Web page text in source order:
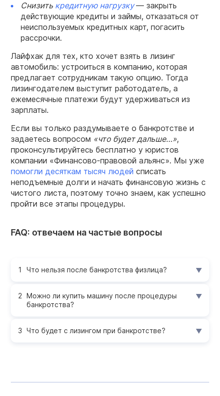
Снизить кредитную нагрузку — закрыть
действующие кредиты и займы, отказаться от
неиспользуемых кредитных карт, погасить
рассрочки.
Лайфхак для тех, кто хочет взять в лизинг
автомобиль: устроиться в компанию, которая
предлагает сотрудникам такую опцию. Тогда
лизингодателем выступит работодатель, а
ежемесячные платежи будут удерживаться из
зарплаты.
Если вы только раздумываете о банкротстве и
задаетесь вопросом «что будет дальше…»,
проконсультируйтесь бесплатно у юристов
компании «Финансово-правовой альянс». Мы уже
помогли десяткам тысяч людей списать
неподъемные долги и начать финансовую жизнь с
чистого листа, поэтому точно знаем, как успешно
пройти все этапы процедуры.
FAQ: отвечаем на частые вопросы
Что нельзя после банкротства физлица?
Можно ли купить машину после процедуры
банкротства?
Что будет с лизингом при банкротстве?